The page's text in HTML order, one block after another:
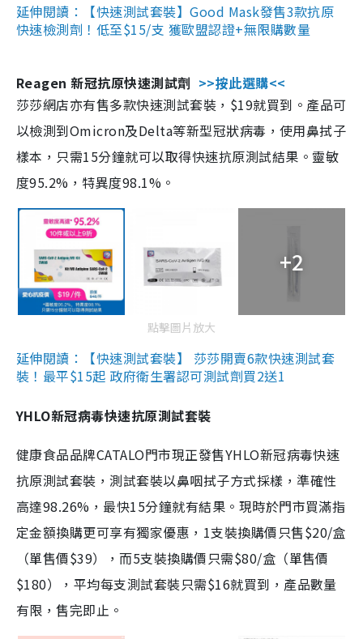
延伸閱讀：【快速測試套裝】Good Mask發售3款抗原
快速檢測劑！低至$15/支 獲歐盟認證+無限購數量
Reagen 新冠抗原快速測試劑 >>按此選購<<
莎莎網店亦有售多款快速測試套裝，$19就買到。產品可
以檢測到Omicron及Delta等新型冠狀病毒，使用鼻拭子
樣本，只需15分鐘就可以取得快速抗原測試結果。靈敏
度95.2%，特異度98.1%。
+2
點擊圖片放大
延伸閱讀：【快速測試套裝】 莎莎開賣6款快速測試套
裝！最平$15起 政府衛生署認可測試劑買2送1
YHLO新冠病毒快速抗原測試套裝
健康食品品牌CATALO門市現正發售YHLO新冠病毒快速
抗原測試套裝，測試套裝以鼻咽拭子方式採樣，準確性
高達98.26%，最快15分鐘就有結果。現時於門市買滿指
定金額換購更可享有獨家優惠，1支裝換購價只售$20/盒
（單售價$39），而5支裝換購價只需$80/盒（單售價
$180），平均每支測試套裝只需$16就買到，產品數量
有限，售完即止。